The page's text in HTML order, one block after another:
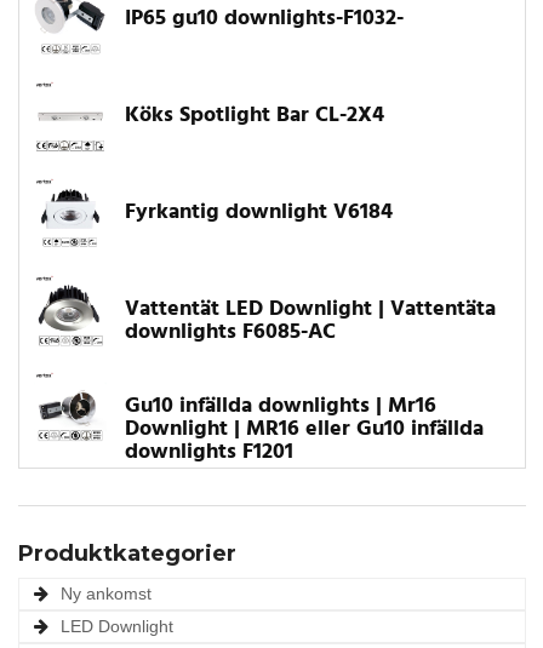
IP65 gu10 downlights-F1032-
Köks Spotlight Bar CL-2X4
Fyrkantig downlight V6184
Vattentät LED Downlight | Vattentäta
downlights F6085-AC
Gu10 infällda downlights | Mr16
Downlight | MR16 eller Gu10 infällda
downlights F1201
Produktkategorier
Ny ankomst
LED Downlight